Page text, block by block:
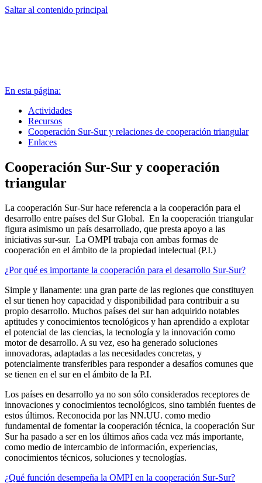
Saltar al contenido principal
En esta página:
Actividades
Recursos
Cooperación Sur-Sur y relaciones de cooperación triangular
Enlaces
Cooperación Sur-Sur y cooperación
triangular
La cooperación Sur-Sur hace referencia a la cooperación para el
desarrollo entre países del Sur Global. En la cooperación triangular
figura asimismo un país desarrollado, que presta apoyo a las
iniciativas sur-sur. La OMPI trabaja con ambas formas de
cooperación en el ámbito de la propiedad intelectual (P.I.)
¿Por qué es importante la cooperación para el desarrollo Sur-Sur?
Simple y llanamente: una gran parte de las regiones que constituyen
el sur tienen hoy capacidad y disponibilidad para contribuir a su
propio desarrollo. Muchos países del sur han adquirido notables
aptitudes y conocimientos tecnológicos y han aprendido a explotar
el potencial de las ciencias, la tecnología y la innovación como
motor de desarrollo. A su vez, eso ha generado soluciones
innovadoras, adaptadas a las necesidades concretas, y
potencialmente transferibles para responder a desafíos comunes que
se tienen en el sur en el ámbito de la P.I.
Los países en desarrollo ya no son sólo considerados receptores de
innovaciones y conocimientos tecnológicos, sino también fuentes de
estos últimos. Reconocida por las NN.UU. como medio
fundamental de fomentar la cooperación técnica, la cooperación Sur
Sur ha pasado a ser en los últimos años cada vez más importante,
como medio de intercambio de información, experiencias,
conocimientos técnicos, soluciones y tecnologías.
¿Qué función desempeña la OMPI en la cooperación Sur-Sur?